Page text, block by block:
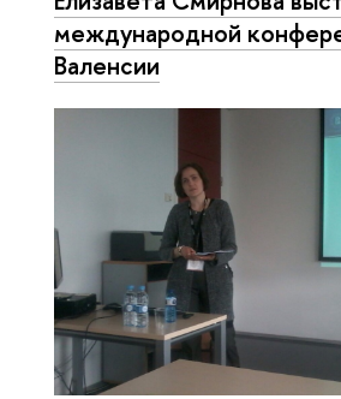
международной
Валенсии